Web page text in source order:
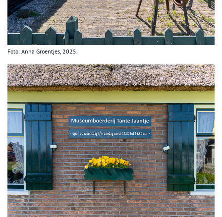
Foto: Anna Groentjes, 2025.